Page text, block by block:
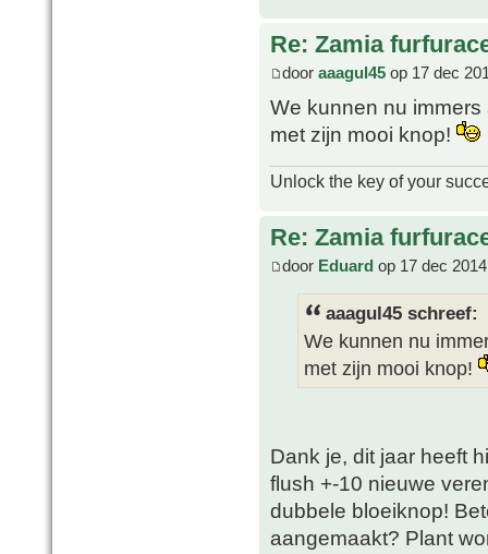
Re: Zamia
door aaagul45 op 17 dec
We kunnen nu
met zijn mooi knop!
Unlock the key of your
Re: Zamia
door Eduard op 17 dec
aaagul45 schreef:
We kunnen nu
met zijn mooi knop!
Dank je, dit jaar heeft
flush +-10 nieuwe
dubbele bloeiknop!
aangemaakt? Plant